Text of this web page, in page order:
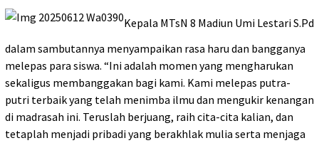
Kepala MTsN 8 Madiun Umi Lestari S.Pd
dalam sambutannya menyampaikan rasa haru dan bangganya
melepas para siswa. “Ini adalah momen yang mengharukan
sekaligus membanggakan bagi kami. Kami melepas putra-
putri terbaik yang telah menimba ilmu dan mengukir kenangan
di madrasah ini. Teruslah berjuang, raih cita-cita kalian, dan
tetaplah menjadi pribadi yang berakhlak mulia serta menjaga